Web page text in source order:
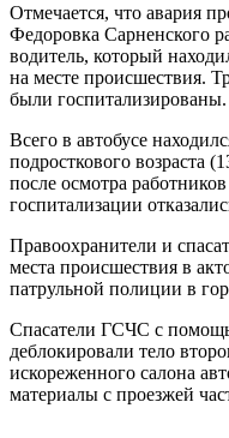
Отмечается, что авария
Федоровка Сарненского
водитель, который
на месте происшествия.
были госпитализированы.
Всего в автобусе
подросткового возраста
после осмотра
госпитализации
Правоохранители и
места происшествия в
патрульной полиции в
Спасатели ГСЧС с
деблокировали тело
искореженного салона
материалы с проезжей